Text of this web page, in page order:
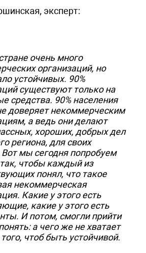
эксперт:
очень много
организаций, но
устойчивых. 90%
существуют только на
средства. 90% населения
доверяет некоммерческим
а ведь они делают
хороших, добрых дел
региона, для своих
Вот мы сегодня попробуем
чтобы каждый из
понял, что такое
некоммерческая
Какие у этого есть
какие у этого есть
И потом, смогли прийти
а чего же не хватает
чтоб быть устойчивой.